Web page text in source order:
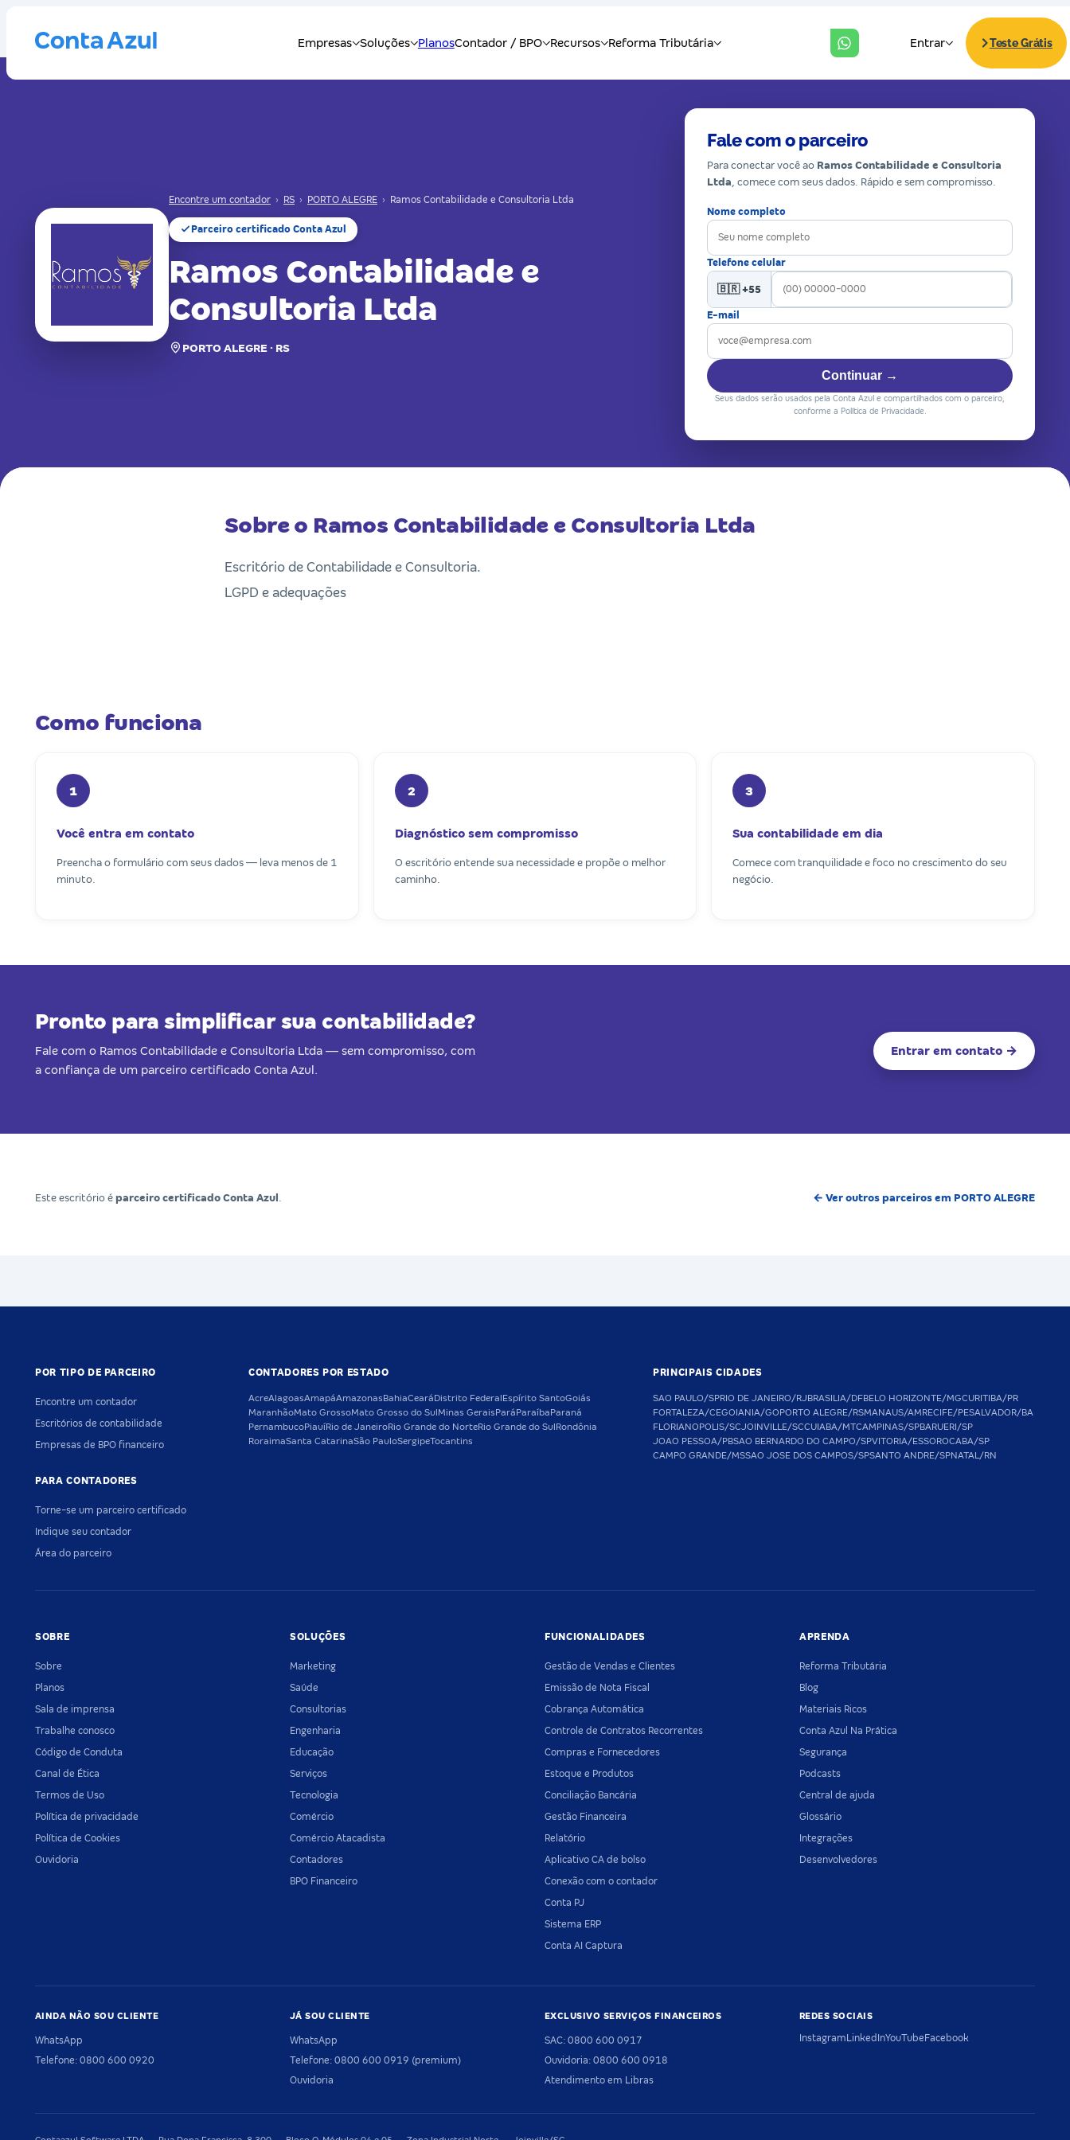
Encontre um contador › RS › PORTO ALEGRE › Ramos Contabilidade e Consultoria Ltda
Parceiro certificado Conta Azul
Ramos Contabilidade e
Consultoria Ltda
PORTO ALEGRE · RS
Fale com o parceiro
Para conectar você ao Ramos Contabilidade e Consultoria
Ltda, comece com seus dados. Rápido e sem compromisso.
Nome completo
Telefone celular
🇧🇷 +55
E-mail
Continuar →
Seus dados serão usados pela Conta Azul e compartilhados com o parceiro,
conforme a Política de Privacidade.
Sobre o Ramos Contabilidade e Consultoria Ltda
Escritório de Contabilidade e Consultoria.
LGPD e adequações
Como funciona
1
Você entra em contato
Preencha o formulário com seus dados — leva menos de 1
minuto.
2
Diagnóstico sem compromisso
O escritório entende sua necessidade e propõe o melhor
caminho.
3
Sua contabilidade em dia
Comece com tranquilidade e foco no crescimento do seu
negócio.
Pronto para simplificar sua contabilidade?
Fale com o Ramos Contabilidade e Consultoria Ltda — sem compromisso, com
a confiança de um parceiro certificado Conta Azul.
Entrar em contato →
Este escritório é parceiro certificado Conta Azul . ← Ver outros parceiros em PORTO ALEGRE
POR TIPO DE PARCEIRO
Encontre um contador
Escritórios de contabilidade
Empresas de BPO financeiro
PARA CONTADORES
Torne-se um parceiro certificado
Indique seu contador
Área do parceiro
CONTADORES POR ESTADO
AcreAlagoasAmapáAmazonasBahiaCearáDistrito FederalEspírito SantoGoiás
MaranhãoMato GrossoMato Grosso do SulMinas GeraisParáParaíbaParaná
PernambucoPiauíRio de JaneiroRio Grande do NorteRio Grande do SulRondônia
RoraimaSanta CatarinaSão PauloSergipeTocantins
PRINCIPAIS CIDADES
SAO PAULO/SPRIO DE JANEIRO/RJBRASILIA/DFBELO HORIZONTE/MGCURITIBA/PR
FORTALEZA/CEGOIANIA/GOPORTO ALEGRE/RSMANAUS/AMRECIFE/PESALVADOR/BA
FLORIANOPOLIS/SCJOINVILLE/SCCUIABA/MTCAMPINAS/SPBARUERI/SP
JOAO PESSOA/PBSAO BERNARDO DO CAMPO/SPVITORIA/ESSOROCABA/SP
CAMPO GRANDE/MSSAO JOSE DOS CAMPOS/SPSANTO ANDRE/SPNATAL/RN
SOBRE
Sobre
Planos
Sala de imprensa
Trabalhe conosco
Código de Conduta
Canal de Ética
Termos de Uso
Política de privacidade
Política de Cookies
Ouvidoria
SOLUÇÕES
Marketing
Saúde
Consultorias
Engenharia
Educação
Serviços
Tecnologia
Comércio
Comércio Atacadista
Contadores
BPO Financeiro
FUNCIONALIDADES
Gestão de Vendas e Clientes
Emissão de Nota Fiscal
Cobrança Automática
Controle de Contratos Recorrentes
Compras e Fornecedores
Estoque e Produtos
Conciliação Bancária
Gestão Financeira
Relatório
Aplicativo CA de bolso
Conexão com o contador
Conta PJ
Sistema ERP
Conta AI Captura
APRENDA
Reforma Tributária
Blog
Materiais Ricos
Conta Azul Na Prática
Segurança
Podcasts
Central de ajuda
Glossário
Integrações
Desenvolvedores
AINDA NÃO SOU CLIENTE
WhatsApp
Telefone: 0800 600 0920
JÁ SOU CLIENTE
WhatsApp
Telefone: 0800 600 0919 (premium)
Ouvidoria
EXCLUSIVO SERVIÇOS FINANCEIROS
SAC: 0800 600 0917
Ouvidoria: 0800 600 0918
Atendimento em Libras
REDES SOCIAIS
InstagramLinkedInYouTubeFacebook